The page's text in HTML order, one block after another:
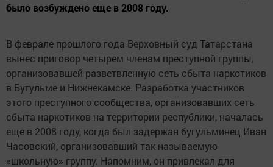
было возбуждено еще в 2008 году.
В феврале прошлого года Верховный суд Татарстана
вынес приговор четырем членам преступной группы,
организовавшей разветвленную сеть сбыта наркотиков
в Бугульме и Нижнекамске. Разработка участников
этого преступного сообщества, организовавших сеть
сбыта наркотиков на территории республики, началась
еще в 2008 году, когда был задержан бугульминец Иван
Часовский, организовавший так называемую
«школьную» группу. Напомним, он привлекал для